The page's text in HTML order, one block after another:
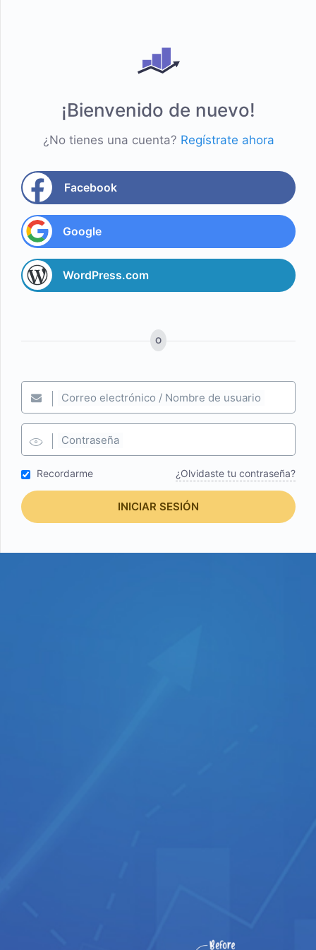
¡Bienvenido de nuevo!
¿No tienes una cuenta? Regístrate ahora
Facebook
Google
WordPress.com
O
Correo electrónico / Nombre de usuario
Contraseña
Recordarme ¿Olvidaste tu contraseña?
INICIAR SESIÓN